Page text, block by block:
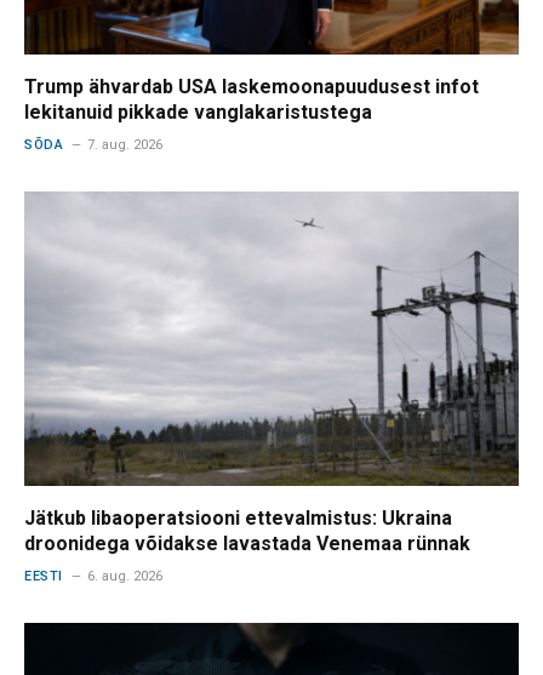
Trump ähvardab USA laskemoonapuudusest infot
lekitanuid pikkade vanglakaristustega
SÕDA 7. aug. 2026
Jätkub libaoperatsiooni ettevalmistus: Ukraina
droonidega võidakse lavastada Venemaa rünnak
EESTI 6. aug. 2026